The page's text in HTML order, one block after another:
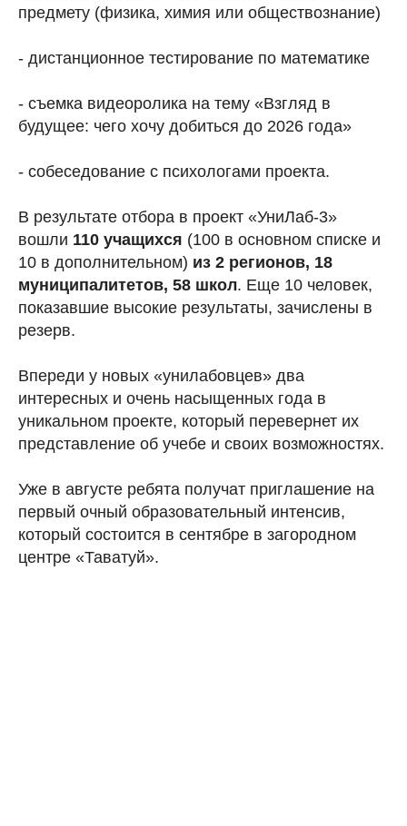
предмету (физика, химия или обществознание)
- дистанционное тестирование по математике
- съемка видеоролика на тему «Взгляд в
будущее: чего хочу добиться до 2026 года»
- собеседование с психологами проекта.
В результате отбора в проект «УниЛаб-3»
вошли 110 учащихся (100 в основном списке и
10 в дополнительном) из 2 регионов, 18
муниципалитетов, 58 школ. Еще 10 человек,
показавшие высокие результаты, зачислены в
резерв.
Впереди у новых «унилабовцев» два
интересных и очень насыщенных года в
уникальном проекте, который перевернет их
представление об учебе и своих возможностях.
Уже в августе ребята получат приглашение на
первый очный образовательный интенсив,
который состоится в сентябре в загородном
центре «Таватуй».